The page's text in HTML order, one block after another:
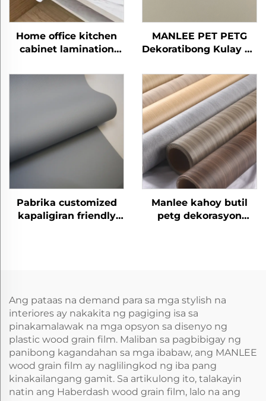
Home office kitchen
cabinet lamination
films petg furniture
dekoratibong mga
pelikula ng marmol
MANLEE PET PETG
Dekoratibong Kulay na
Gamitin sa Mga
Produkto ECO-
Friendly PETG
Furniture
Pabrika customized
kapaligiran friendly
Manlee kahoy butil
petg dekorasyon
Ang pataas na demand para sa mga stylish na
interiores ay nakakita ng pagiging isa sa
pinakamalawak na mga opsyon sa disenyo ng
plastic wood grain film. Maliban sa pagbibigay ng
panibong kagandahan sa mga ibabaw, ang MANLEE
wood grain film ay naglilingkod ng iba pang
kinakailangang gamit. Sa artikulong ito, talakayin
natin ang Haberdash wood grain film, lalo na ang